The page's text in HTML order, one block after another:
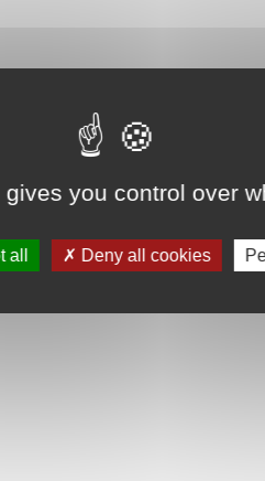
you control over
Deny all cookies